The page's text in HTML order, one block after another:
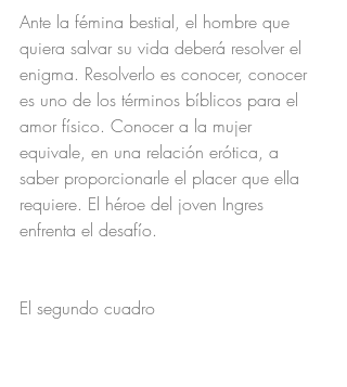
Ante la fémina bestial, el hombre que
quiera salvar su vida deberá resolver el
enigma. Resolverlo es conocer, conocer
es uno de los términos bíblicos para el
amor físico. Conocer a la mujer
equivale, en una relación erótica, a
saber proporcionarle el placer que ella
requiere. El héroe del joven Ingres
enfrenta el desafío.
El segundo cuadro